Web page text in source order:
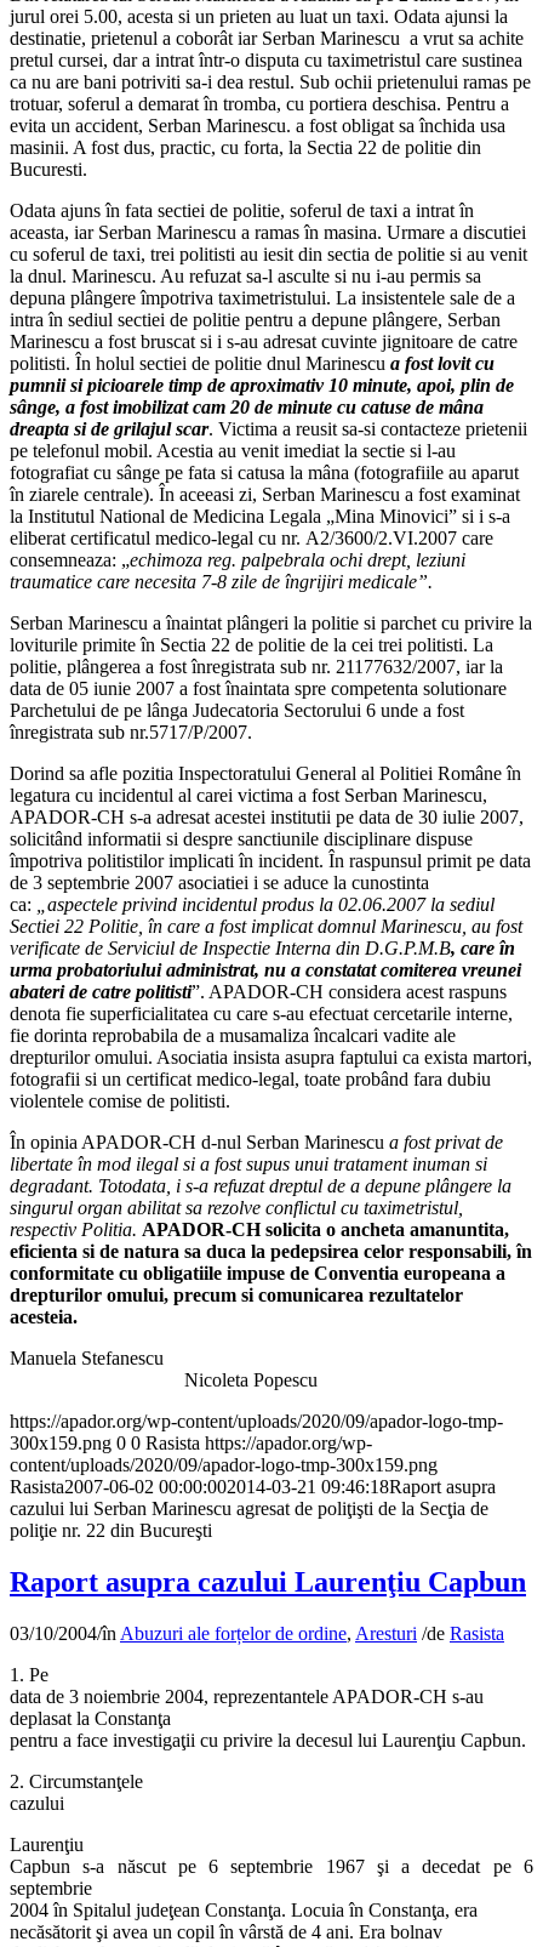
jurul orei 5.00, acesta si un prieten au luat un taxi. Odata ajunsi la
destinatie, prietenul a coborât iar Serban Marinescu a vrut sa achite
pretul cursei, dar a intrat într-o disputa cu taximetristul care sustinea
ca nu are bani potriviti sa-i dea restul. Sub ochii prietenului ramas pe
trotuar, soferul a demarat în tromba, cu portiera deschisa. Pentru a
evita un accident, Serban Marinescu. a fost obligat sa închida usa
masinii. A fost dus, practic, cu forta, la Sectia 22 de politie din
Bucuresti.
Odata ajuns în fata sectiei de politie, soferul de taxi a intrat în
aceasta, iar Serban Marinescu a ramas în masina. Urmare a discutiei
cu soferul de taxi, trei politisti au iesit din sectia de politie si au venit
la dnul. Marinescu. Au refuzat sa-l asculte si nu i-au permis sa
depuna plângere împotriva taximetristului. La insistentele sale de a
intra în sediul sectiei de politie pentru a depune plângere, Serban
Marinescu a fost bruscat si i s-au adresat cuvinte jignitoare de catre
politisti. În holul sectiei de politie dnul Marinescu a fost lovit cu
pumnii si picioarele timp de aproximativ 10 minute, apoi, plin de
sânge, a fost imobilizat cam 20 de minute cu catuse de mâna
dreapta si de grilajul scar. Victima a reusit sa-si contacteze prietenii
pe telefonul mobil. Acestia au venit imediat la sectie si l-au
fotografiat cu sânge pe fata si catusa la mâna (fotografiile au aparut
în ziarele centrale). În aceeasi zi, Serban Marinescu a fost examinat
la Institutul National de Medicina Legala „Mina Minovici” si i s-a
eliberat certificatul medico-legal cu nr. A2/3600/2.VI.2007 care
consemneaza: „echimoza reg. palpebrala ochi drept, leziuni
traumatice care necesita 7-8 zile de îngrijiri medicale”.
Serban Marinescu a înaintat plângeri la politie si parchet cu privire la
loviturile primite în Sectia 22 de politie de la cei trei politisti. La
politie, plângerea a fost înregistrata sub nr. 21177632/2007, iar la
data de 05 iunie 2007 a fost înaintata spre competenta solutionare
Parchetului de pe lânga Judecatoria Sectorului 6 unde a fost
înregistrata sub nr.5717/P/2007.
Dorind sa afle pozitia Inspectoratului General al Politiei Române în
legatura cu incidentul al carei victima a fost Serban Marinescu,
APADOR-CH s-a adresat acestei institutii pe data de 30 iulie 2007,
solicitând informatii si despre sanctiunile disciplinare dispuse
împotriva politistilor implicati în incident. În raspunsul primit pe data
de 3 septembrie 2007 asociatiei i se aduce la cunostinta
ca:
„aspectele privind incidentul produs la 02.06.2007 la sediul
Sectiei 22 Politie, în care a fost implicat domnul Marinescu, au fost
verificate de Serviciul de Inspectie Interna din D.G.P.M.B, care în
urma probatoriului administrat, nu a constatat comiterea vreunei
abateri de catre politisti”. APADOR-CH considera acest raspuns
denota fie superficialitatea cu care s-au efectuat cercetarile interne,
fie dorinta reprobabila de a musamaliza încalcari vadite ale
drepturilor omului. Asociatia insista asupra faptului ca exista martori,
fotografii si un certificat medico-legal, toate probând fara dubiu
violentele comise de politisti.
În opinia APADOR-CH d-nul Serban Marinescu a fost privat de
libertate în mod ilegal si a fost supus unui tratament inuman si
degradant. Totodata, i s-a refuzat dreptul de a depune plângere la
singurul organ abilitat sa rezolve conflictul cu taximetristul,
respectiv Politia. APADOR-CH solicita o ancheta amanuntita,
eficienta si de natura sa duca la pedepsirea celor responsabili, în
conformitate cu obligatiile impuse de Conventia europeana a
drepturilor omului, precum si comunicarea rezultatelor
acesteia.
Manuela Stefanescu
Nicoleta Popescu
https://apador.org/wp-content/uploads/2020/09/apador-logo-tmp-
300x159.png 0 0 Rasista https://apador.org/wp-
content/uploads/2020/09/apador-logo-tmp-300x159.png
Rasista2007-06-02 00:00:002014-03-21 09:46:18Raport asupra
cazului lui Serban Marinescu agresat de poliţişti de la Secţia de
poliţie nr. 22 din Bucureşti
Raport asupra cazului Laurenţiu Capbun
03/10/2004/în Abuzuri ale forțelor de ordine, Aresturi /de Rasista
1. Pe
data de 3 noiembrie 2004, reprezentantele APADOR-CH s-au
deplasat la Constanţa
pentru a face investigaţii cu privire la decesul lui Laurenţiu Capbun.
2. Circumstanţele
cazului
Laurenţiu
Capbun s-a născut pe 6 septembrie 1967 şi a decedat pe 6
septembrie
2004 în Spitalul judeţean Constanţa. Locuia în Constanţa, era
necăsătorit şi avea un copil în vârstă de 4 ani. Era bolnav